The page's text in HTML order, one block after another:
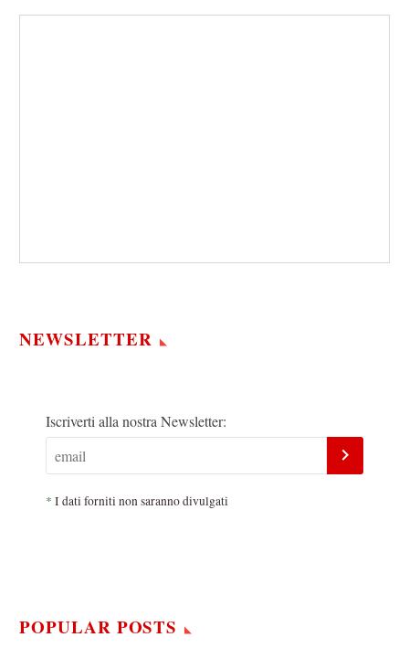
NEWSLETTER
Iscriverti alla nostra Newsletter:
* I dati forniti non saranno divulgati
POPULAR POSTS